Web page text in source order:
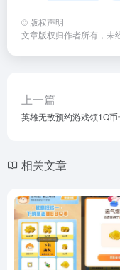
© 版权声明
文章版权归作者所有，未
上一篇
英雄无敌预约游戏领1Q
相关文章